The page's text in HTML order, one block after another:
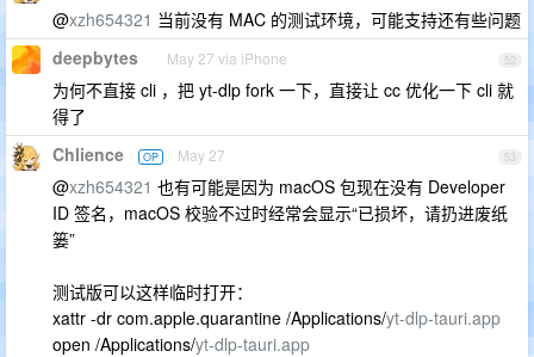
@xzh654321 当前没有 MAC 的测试环境，可能支持还有些问题
52
deepbytes May 27 via iPhone
为何不直接 cli ，把 yt-dlp fork 一下，直接让 cc 优化一下 cli 就
得了
53
Chlience OP May 27
@xzh654321 也有可能是因为 macOS 包现在没有 Developer
ID 签名，macOS 校验不过时经常会显示“已损坏，请扔进废纸
篓”
测试版可以这样临时打开：
xattr -dr com.apple.quarantine /Applications/yt-dlp-tauri.app
open /Applications/yt-dlp-tauri.app